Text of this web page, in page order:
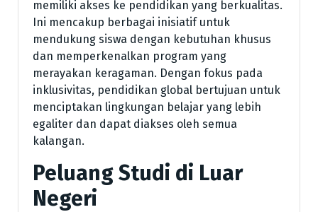
memiliki akses ke pendidikan yang berkualitas.
Ini mencakup berbagai inisiatif untuk
mendukung siswa dengan kebutuhan khusus
dan memperkenalkan program yang
merayakan keragaman. Dengan fokus pada
inklusivitas, pendidikan global bertujuan untuk
menciptakan lingkungan belajar yang lebih
egaliter dan dapat diakses oleh semua
kalangan.
Peluang Studi di Luar
Negeri